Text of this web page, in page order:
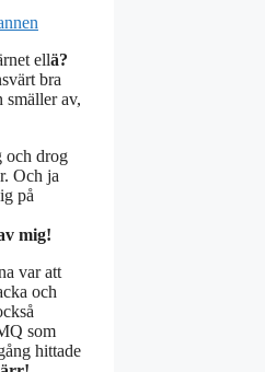
ellä?
bra
smäller av,
och drog
Och ja
på
mig!
var att
och
som
hittade